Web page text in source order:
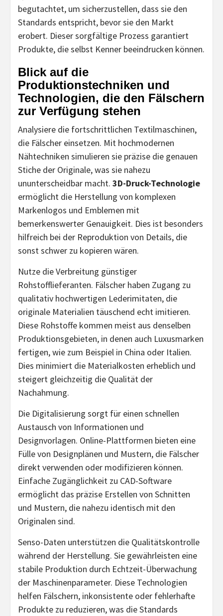
begutachtet, um sicherzustellen, dass sie den
Standards entspricht, bevor sie den Markt
erobert. Dieser sorgfältige Prozess garantiert
Produkte, die selbst Kenner beeindrucken können.
Blick auf die
Produktionstechniken und
Technologien, die den Fälschern
zur Verfügung stehen
Analysiere die fortschrittlichen Textilmaschinen,
die Fälscher einsetzen. Mit hochmodernen
Nähtechniken simulieren sie präzise die genauen
Stiche der Originale, was sie nahezu
ununterscheidbar macht. 3D-Druck-Technologie
ermöglicht die Herstellung von komplexen
Markenlogos und Emblemen mit
bemerkenswerter Genauigkeit. Dies ist besonders
hilfreich bei der Reproduktion von Details, die
sonst schwer zu kopieren wären.
Nutze die Verbreitung günstiger
Rohstofflieferanten. Fälscher haben Zugang zu
qualitativ hochwertigen Lederimitaten, die
originale Materialien täuschend echt imitieren.
Diese Rohstoffe kommen meist aus denselben
Produktionsgebieten, in denen auch Luxusmarken
fertigen, wie zum Beispiel in China oder Italien.
Dies minimiert die Materialkosten erheblich und
steigert gleichzeitig die Qualität der
Nachahmung.
Die Digitalisierung sorgt für einen schnellen
Austausch von Informationen und
Designvorlagen. Online-Plattformen bieten eine
Fülle von Designplänen und Mustern, die Fälscher
direkt verwenden oder modifizieren können.
Einfache Zugänglichkeit zu CAD-Software
ermöglicht das präzise Erstellen von Schnitten
und Mustern, die nahezu identisch mit den
Originalen sind.
Senso-Daten unterstützen die Qualitätskontrolle
während der Herstellung. Sie gewährleisten eine
stabile Produktion durch Echtzeit-Überwachung
der Maschinenparameter. Diese Technologien
helfen Fälschern, inkonsistente oder fehlerhafte
Produkte zu reduzieren, was die Standards